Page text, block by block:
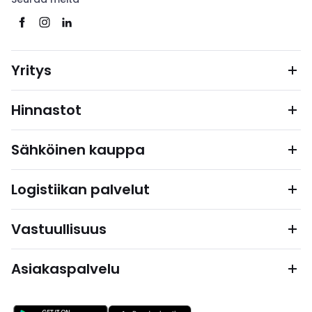
Yritys
Hinnastot
Sähköinen kauppa
Logistiikan palvelut
Vastuullisuus
Asiakaspalvelu